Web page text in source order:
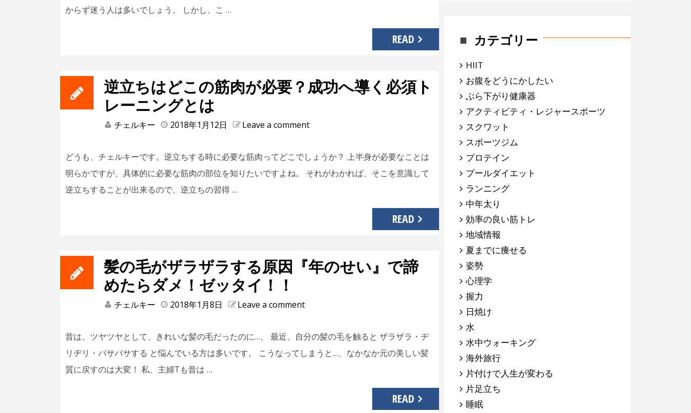
からず迷う人は多いでしょう。 しかし、こ …
READ
逆立ちはどこの筋肉が必要？成功へ導く必須ト
レーニングとは
チェルキー 2018年1月12日 Leave a comment
どうも、チェルキーです。逆立ちする時に必要な筋肉ってどこでしょうか？ 上半身が必要なことは
明らかですが、具体的に必要な筋肉の部位を知りたいですよね。 それがわかれば、そこを意識して
逆立ちすることが出来るので、逆立ちの習得 …
READ
髪の毛がザラザラする原因『年のせい』で諦
めたらダメ！ゼッタイ！！
チェルキー 2018年1月8日 Leave a comment
昔は、ツヤツヤとして、きれいな髪の毛だったのに…、 最近、自分の髪の毛を触ると ザラザラ・ヂ
リヂリ・パサパサする と悩んでいる方は多いです。 こうなってしまうと…、なかなか元の美しい髪
質に戻すのは大変！ 私、主婦Tも昔は …
READ
カテゴリー
HIIT
お腹をどうにかしたい
ぶら下がり健康器
アクティビティ・レジャースポーツ
スクワット
スポーツジム
プロテイン
プールダイエット
ランニング
中年太り
効率の良い筋トレ
地域情報
夏までに痩せる
姿勢
心理学
握力
日焼け
水
水中ウォーキング
海外旅行
片付けで人生が変わる
片足立ち
睡眠